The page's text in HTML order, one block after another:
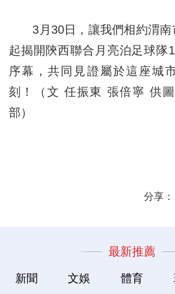
3月30日，讓我們相約渭南
起揭開陝西聯合月亮泊足球隊
序幕，共同見證屬於這座城
刻！（文 任振東 張倍寧 供
部）
分享：
最新推薦
新聞 文娛 體育